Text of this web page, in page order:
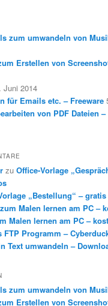
zum umwandeln von
Erstellen von
Juni 2014
für Emails etc. – Freeware
von PDF Dateien
zuOffice-Vorlage
„Bestellung“ –
Malen lernen am PC –
Malen lernen am PC –
FTP Programm –
Text umwandeln –
zum umwandeln von
Erstellen von